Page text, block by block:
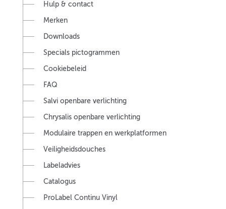
Hulp & contact
Merken
Downloads
Specials pictogrammen
Cookiebeleid
FAQ
Salvi openbare verlichting
Chrysalis openbare verlichting
Modulaire trappen en werkplatformen
Veiligheidsdouches
Labeladvies
Catalogus
ProLabel Continu Vinyl